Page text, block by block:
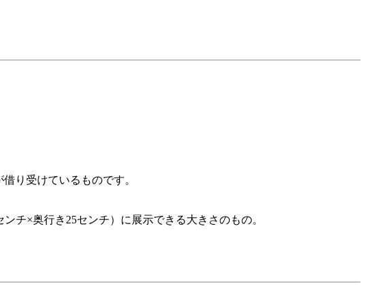
り受けているものです。
チ×奥行き25センチ）に展示できる大きさのもの。